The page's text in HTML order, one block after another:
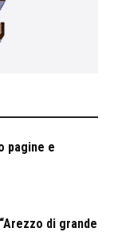
pagine e
di grande